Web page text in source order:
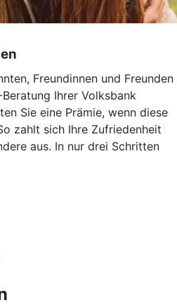
Freundinnen und Freunden
Ihrer Volksbank
Sie eine Prämie, wenn diese
zahlt sich Ihre Zufriedenheit
aus. In nur drei Schritten